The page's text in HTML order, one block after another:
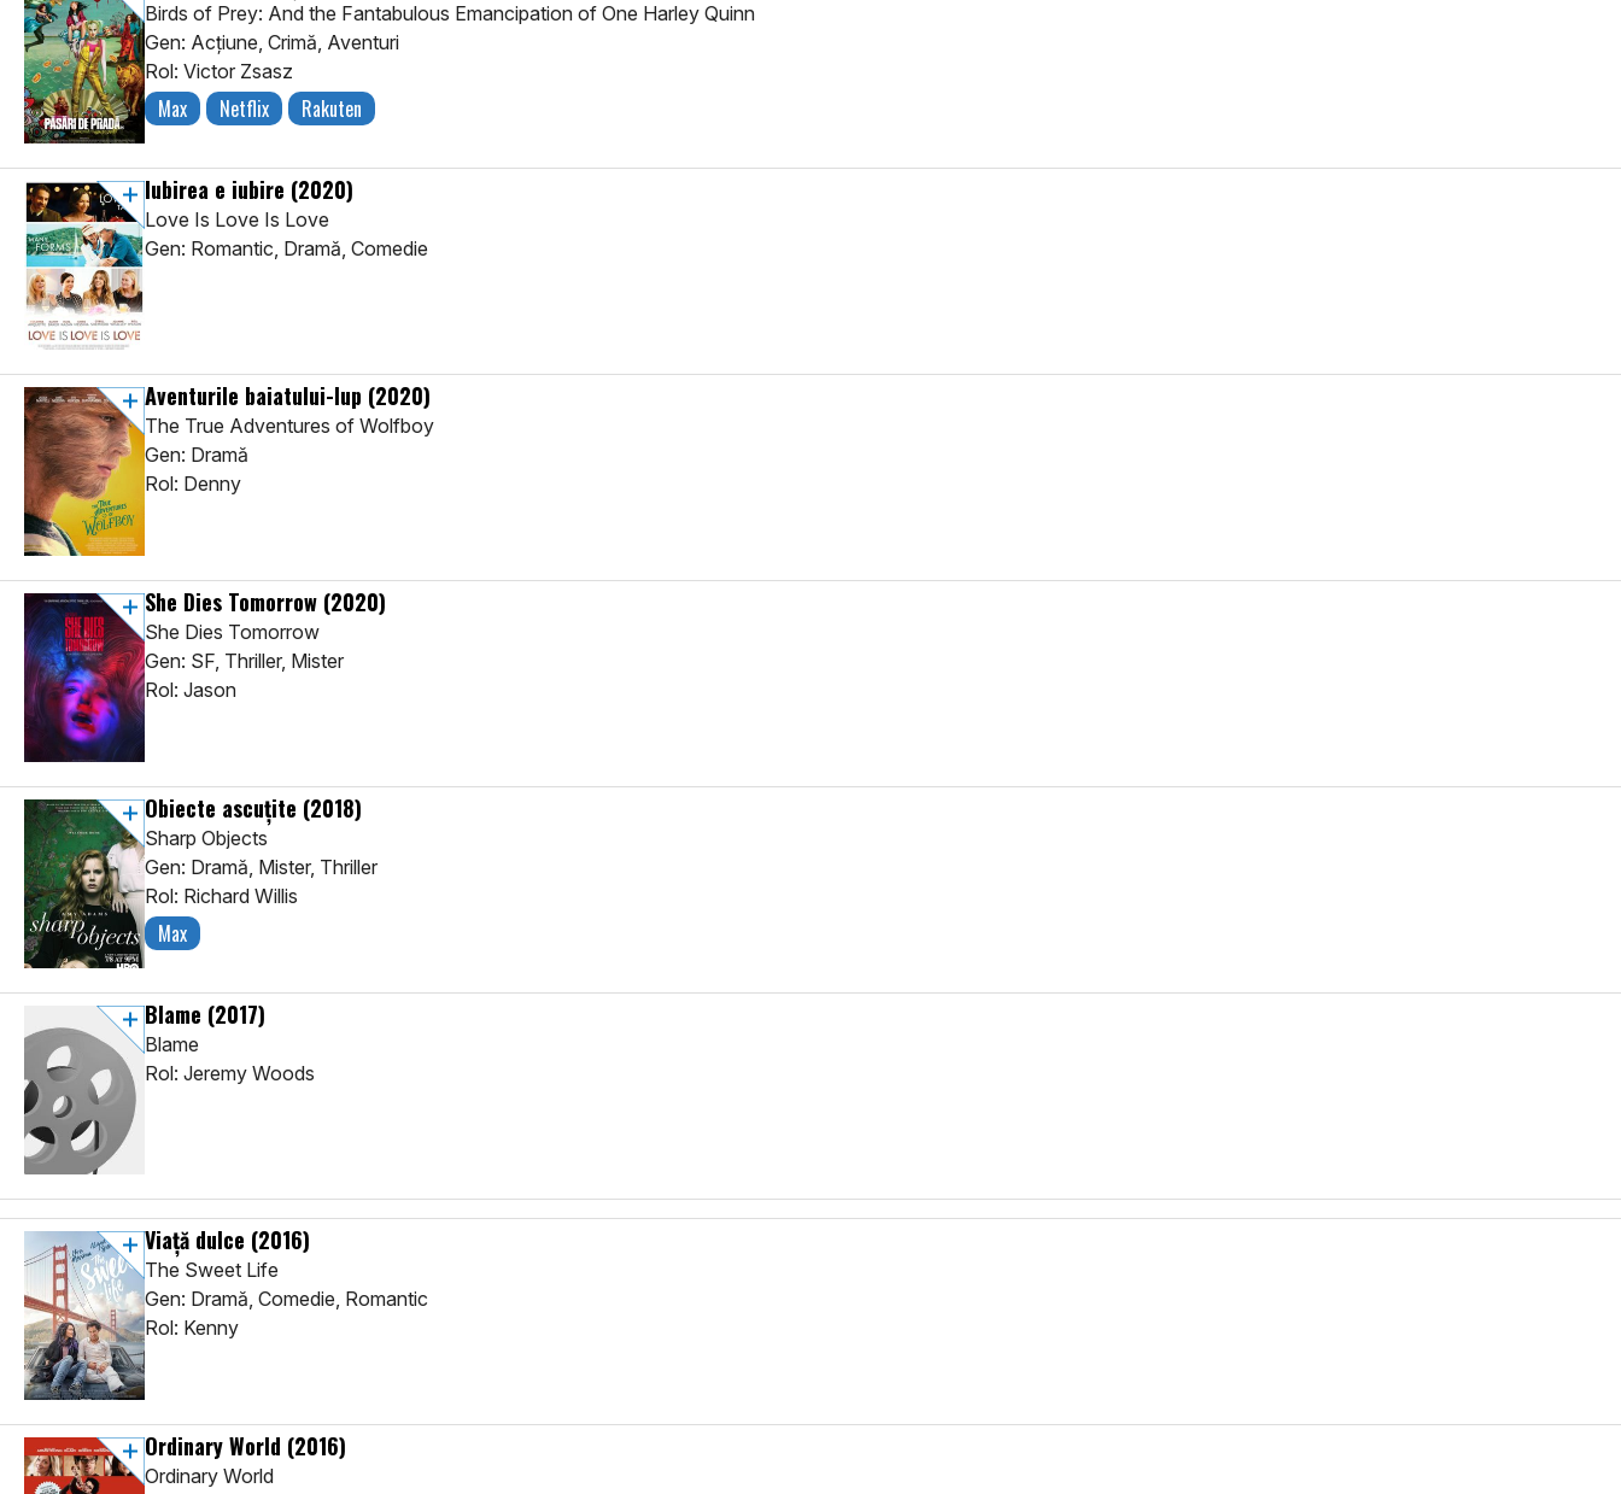
Birds of Prey: And the Fantabulous Emancipation of One Harley Quinn
Gen: Acţiune, Crimă, Aventuri
Rol: Victor Zsasz
Max Netflix Rakuten
Iubirea e iubire (2020)
Love Is Love Is Love
Gen: Romantic, Dramă, Comedie
Aventurile baiatului-lup (2020)
The True Adventures of Wolfboy
Gen: Dramă
Rol: Denny
She Dies Tomorrow (2020)
She Dies Tomorrow
Gen: SF, Thriller, Mister
Rol: Jason
Obiecte ascuțite (2018)
Sharp Objects
Gen: Dramă, Mister, Thriller
Rol: Richard Willis
Max
Blame (2017)
Blame
Rol: Jeremy Woods
Viaţă dulce (2016)
The Sweet Life
Gen: Dramă, Comedie, Romantic
Rol: Kenny
Ordinary World (2016)
Ordinary World